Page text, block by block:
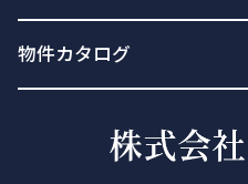
物件カタログ